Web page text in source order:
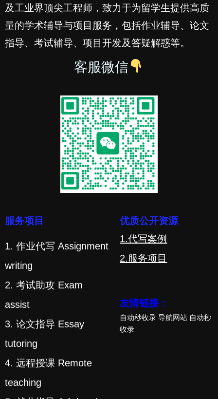
及工业界顶尖工程师，致力于为留学生提供高质
量的学术辅导与项目服务，包括作业辅导、论文
指导、考试辅导、项目开发及答疑解惑等。
客服微信
服务项目
1. 作业代写 Assignment
writing
2. 考试助攻 Exam
assist
3. 论文指导 Essay
tutoring
4. 远程授课 Remote
teaching
优质公开资源
1.代写案例
2.服务项目
友情链接：
自动秒收录 导航网站 自动秒
收录